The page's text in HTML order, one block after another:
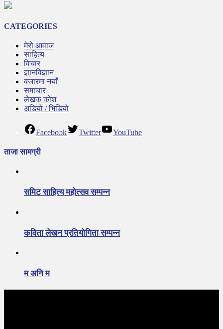
CATEGORIES
मेरो आवाज
साहित्य
विचार
ज्ञानविज्ञान
बजारमा नयाँ
समाचार
लेखक कोश
अडियो / भिडियो
Facebook Twitter YouTube
ताजा सामग्री
समिट साहित्य महोत्सव सम्पन्न
कविता लेखन प्रतियोगिता सम्पन्न
म अनि म